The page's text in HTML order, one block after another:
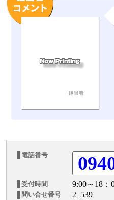
電話番号
受付時間 9:00～18
問い合せ番号 2_539